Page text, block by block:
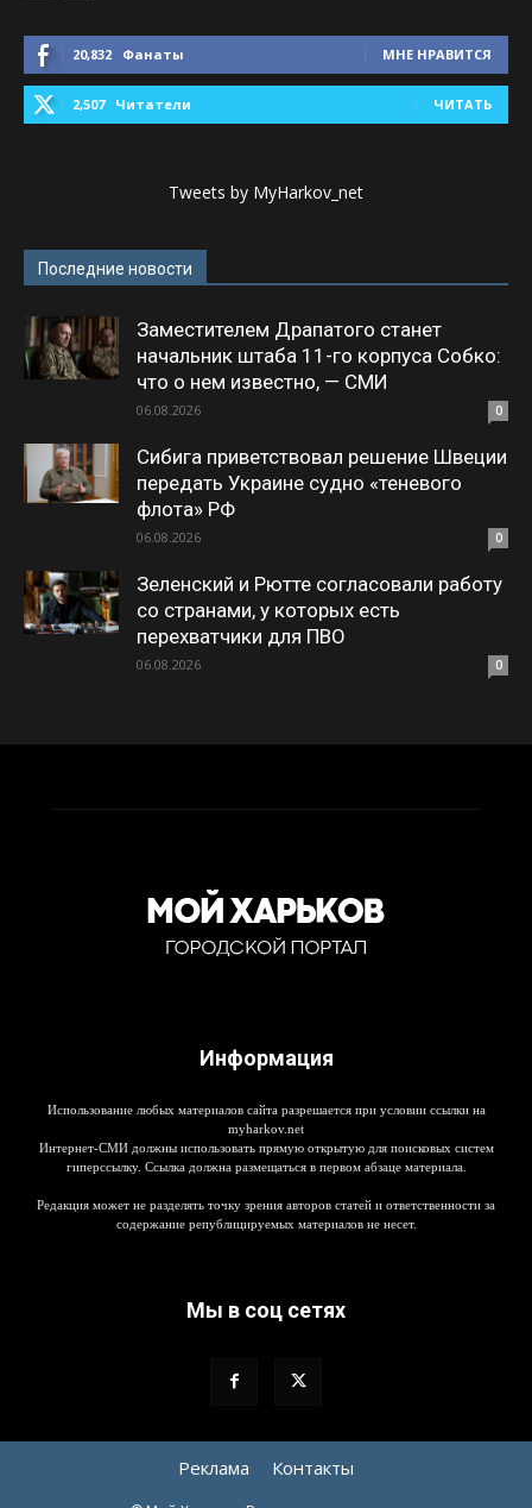
20,832 Фанаты МНЕ НРАВИТСЯ
2,507 Читатели ЧИТАТЬ
Tweets by MyHarkov_net
Последние новости
Заместителем Драпатого станет
начальник штаба 11-го корпуса Собко:
что о нем известно, — СМИ
06.08.2026 0
Сибига приветствовал решение Швеции
передать Украине судно «теневого
флота» РФ
06.08.2026 0
Зеленский и Рютте согласовали работу
со странами, у которых есть
перехватчики для ПВО
06.08.2026 0
Информация
Использование любых материалов сайта разрешается при условии ссылки на
myharkov.net
Интернет-СМИ должны использовать прямую открытую для поисковых систем
гиперссылку. Ссылка должна размещаться в первом абзаце материала.
Редакция может не разделять точку зрения авторов статей и ответственности за
содержание републицируемых материалов не несет.
Мы в соц сетях
Реклама Контакты